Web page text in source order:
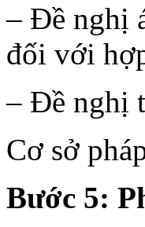
– Đề nghị
đối với
– Đề nghị
Cơ sở
Bước 5: